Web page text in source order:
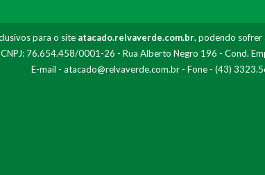
para o site atacado.relvaverde.com.br, podendo sofrer
CNPJ: 76.654.458/0001-26 - Rua Alberto Negro 196 - Cond.
E-mail - atacado@relvaverde.com.br- Fone - (43)